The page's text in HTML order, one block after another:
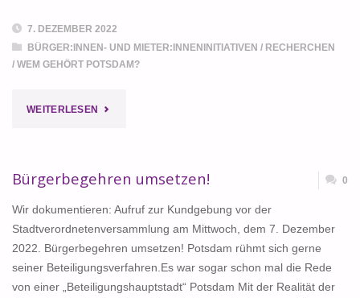
7. DEZEMBER 2022
BÜRGER:INNEN- UND MIETER:INNENINITIATIVEN / RECHERCHEN
/ WEM GEHÖRT POTSDAM?
WEITERLESEN "BÜRGERBETEILIGUNG?
NEIN
DANKE."
Bürgerbegehren umsetzen! 0
Wir dokumentieren: Aufruf zur Kundgebung vor der
Stadtverordnetenversammlung am Mittwoch, dem 7. Dezember
2022. Bürgerbegehren umsetzen! Potsdam rühmt sich gerne
seiner Beteiligungsverfahren.Es war sogar schon mal die Rede
von einer „Beteiligungshauptstadt“ Potsdam Mit der Realität der